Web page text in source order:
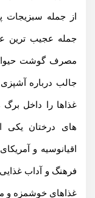
از جمله سبزیجات
جمله عجیب ترین
مصرف گوشت
جالب درباره
غذاها را داخل
های درختان یکی
اقیانوسیه و
فرهنگ و آداب غذایی
غذاهای خوشمزه و